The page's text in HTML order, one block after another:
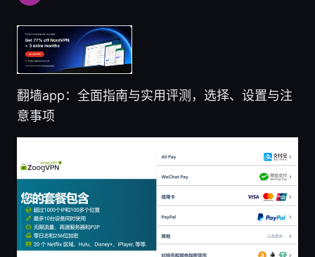
翻墙app：全面指南与实用评测，选择、设置与注
意事项